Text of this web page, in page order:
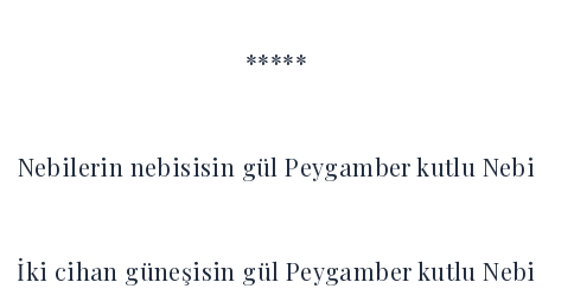
*****
Nebilerin nebisisin gül Peygamber kutlu Nebi
İki cihan güneşisin gül Peygamber kutlu Nebi